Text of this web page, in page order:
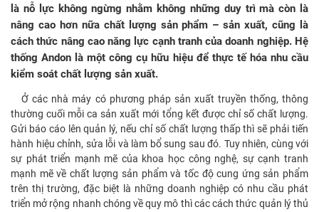
là nỗ lực không ngừng nhằm không những duy trì mà còn là
nâng cao hơn nữa chất lượng sản phẩm – sản xuất, cũng là
cách thức nâng cao năng lực cạnh tranh của doanh nghiệp. Hệ
thống Andon là một công cụ hữu hiệu để thực tế hóa nhu cầu
kiểm soát chất lượng sản xuất.
Ở các nhà máy có phương pháp sản xuất truyền thống, thông
thường cuối mỗi ca sản xuất mới tổng kết được chỉ số chất lượng.
Gửi báo cáo lên quản lý, nếu chỉ số chất lượng thấp thì sẽ phải tiến
hành hiệu chỉnh, sửa lỗi và làm bổ sung sau đó. Tuy nhiên, cùng với
sự phát triển mạnh mẽ của khoa học công nghệ, sự cạnh tranh
mạnh mẽ về chất lượng sản phẩm và tốc độ cung ứng sản phẩm
trên thị trường, đặc biệt là những doanh nghiệp có nhu cầu phát
triển mở rộng nhanh chóng về quy mô thì các cách thức quản lý thủ